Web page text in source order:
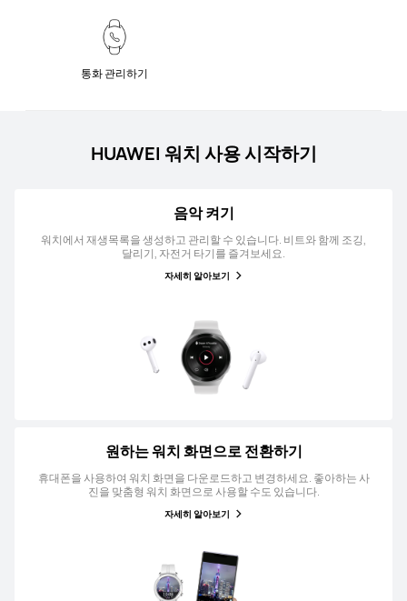
통화 관리하기
HUAWEI 워치 사용 시작하기
음악 켜기
워치에서 재생목록을 생성하고 관리할 수 있습니다. 비트와 함께 조깅,
달리기, 자전거 타기를 즐겨보세요.
자세히 알아보기
원하는 워치 화면으로 전환하기
휴대폰을 사용하여 워치 화면을 다운로드하고 변경하세요. 좋아하는 사
진을 맞춤형 워치 화면으로 사용할 수도 있습니다.
자세히 알아보기